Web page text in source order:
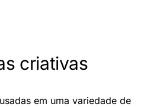
criativas
em uma variedade de